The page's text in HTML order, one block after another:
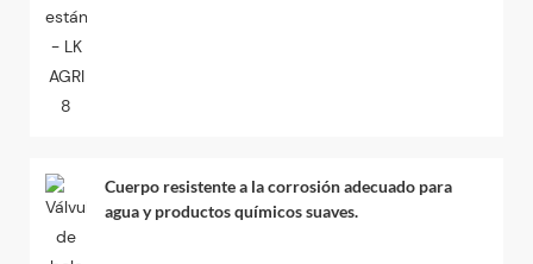
Cuerpo resistente a la corrosión adecuado para
agua y productos químicos suaves.